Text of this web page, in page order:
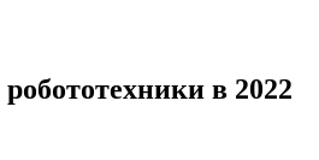
в 2022